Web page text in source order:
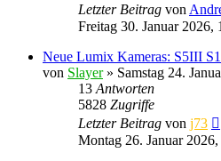
Letzter Beitrag von
Freitag 30. Januar 2026,
Neue Lumix Kameras: S5III
von Slayer» Samstag 24.
13 Antworten
5828 Zugriffe
Letzter Beitrag von j73
Montag 26. Januar